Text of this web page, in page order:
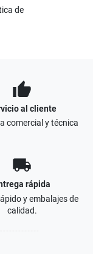
de
thumb_up
al cliente
comercial y técnica
local_shipping
rápida
y embalajes de
calidad.